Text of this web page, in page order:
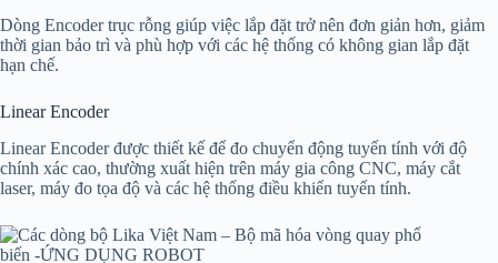
Dòng Encoder trục rỗng giúp việc lắp đặt trở nên đơn giản hơn, giảm
thời gian bảo trì và phù hợp với các hệ thống có không gian lắp đặt
hạn chế.
Linear Encoder
Linear Encoder được thiết kế để đo chuyển động tuyến tính với độ
chính xác cao, thường xuất hiện trên máy gia công CNC, máy cắt
laser, máy đo tọa độ và các hệ thống điều khiển tuyến tính.